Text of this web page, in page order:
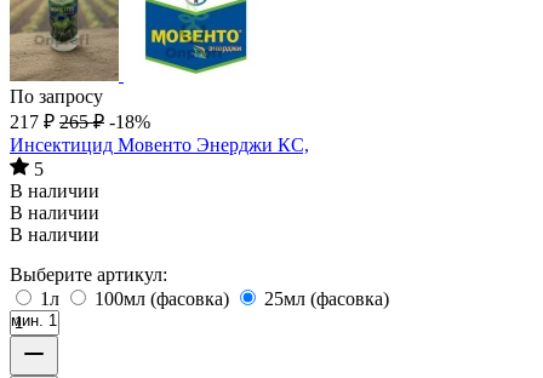
По запросу
217 ₽ 265 ₽ -18%
Инсектицид Мовенто Энерджи КС,
5
В наличии
В наличии
В наличии
Выберите артикул:
1л
100мл (фасовка) 25мл (фасовка)
мин. 1